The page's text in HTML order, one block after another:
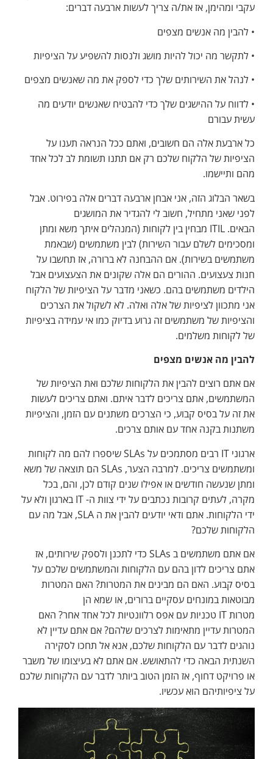
עקבי ומהימן, אז את/ה צריך לעשות ארבעה דברים:
• להבין מה אנשים מצפים
• לתקשר מה יכול להיות מושג ולנסות להשפיע על הציפיות
• לנהל את השירותים שלך כדי לספק את מה שאנשים מצפים
• לדווח על ההישגים שלך כדי להבטיח שאנשים יודעים מה
עשית עבורם
כל ארבעת אלה הם חשובים, ואתם ככל הנראה תענו על
הציפיות של הלקוח שלכם רק אם תתנו תשומת לב לכל אחד
מהם ותיישמו.
בשאר הבלוג הזה, אני אבחן ארבעה דברים אלה בפירוט. אבל
לפני שאני מתחיל, חשוב לי להגדיר את המושגים
הבאים. ITIL מבחין בין לקוחות (המנהלים איתך משא ומתן
ומסכימים לשלם עבור השירות) לבין משתמשים (שבאמת
משתמשים בשירות). אם ההבחנה לא ברורה, אז תחשבו על
חנות צעצועים. ההורים הם אלה שקונים את הצעצועים אבל
הילדים משתמשים בהם. כשאני מדבר על הציפיות של הלקוח
אני מתכוון לציפיות של אלה ואלה. לא לשקול את הצרכים
והציפיות של משתמשים זה גרוע בדיוק כמו אי עמידה בציפיות
של לקוחות משלמים.
להבין מה אנשים מצפים
אם אתם רוצים להבין את הלקוחות שלכם ואת הציפיות של
המשתמשים, אתם צריכים לדבר איתם. ואתם צריכים לעשות
את זה על בסיס קבוע, כי הצרכים משתנים עם הזמן, והציפיות
משתנות בקנה אחד עם אותם צרכים.
ארגוני IT רבים מסתמכים על SLAs שיספרו להם מה לקוחות
ומשתמשים צריכים. למרבה הצער, SLAs הם תוצאה של משא
ומתן שנעשה חודשים או אפילו שנים קודם לכן, והם, בכל
מקרה, לעתים קרובות נכתבים על ידי צוות ה- IT בארגון ולא על
ידי הלקוחות. אתם ודאי יודעים להבין את ה SLA, אבל מה עם
הלקוחות שלכם?
אם אתם משתמשים ב SLAs כדי לתכנן ולספק שירותים, אז
אתם צריכים לדון בהם עם הלקוחות והמשתמשים שלכם על
בסיס קבוע. האם הם מבינים את המטרות? האם המטרות
מבוטאות במונחים עסקיים ברורים, או שמא הן
מטרות IT טכניות עם אפס רלוונטיות לכל אחד אחר? האם
המטרות עדיין מתאימות לצרכים שלהם? אם אתם עדיין לא
נוהגים לדבר עם הלקוחות שלכם, אנא אל תחכו לסקירה
השנתית הבאה כדי להתאושש. אם אתם לא בעיצומו של משבר
או פרויקט דחוף, אז הזמן הטוב ביותר לדבר עם הלקוחות שלכם
על ציפיותיהם הוא עכשיו.